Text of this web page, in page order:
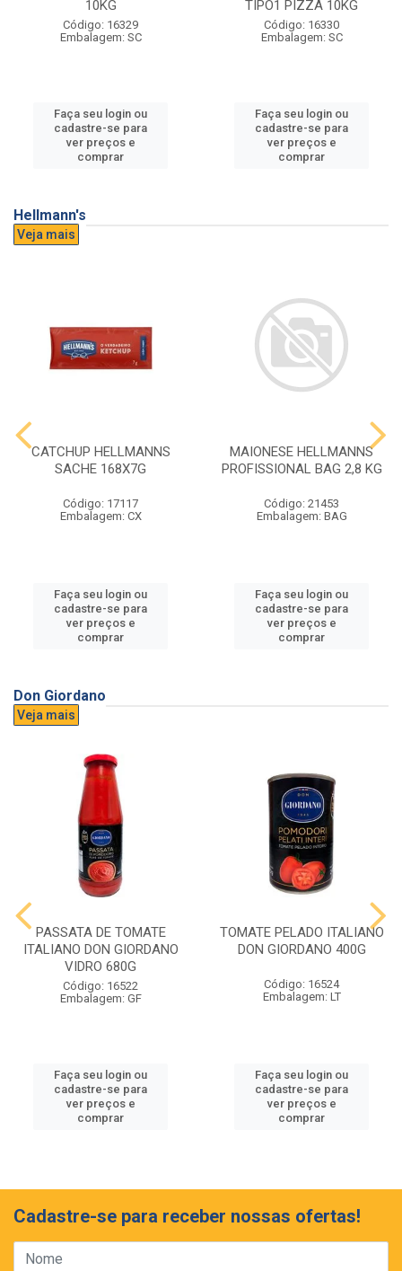
10KG
Código: 16329
Embalagem: SC
Faça seu login ou
cadastre-se para
ver preços e
comprar
TIPO1 PIZZA 10KG
Código: 16330
Embalagem: SC
Faça seu login ou
cadastre-se para
ver preços e
comprar
Hellmann's
Veja mais
CATCHUP HELLMANNS
SACHE 168X7G
Código: 17117
Embalagem: CX
Faça seu login ou
cadastre-se para
ver preços e
comprar
MAIONESE HELLMANNS
PROFISSIONAL BAG 2,8 KG
Código: 21453
Embalagem: BAG
Faça seu login ou
cadastre-se para
ver preços e
comprar
Don Giordano
Veja mais
PASSATA DE TOMATE
ITALIANO DON GIORDANO
VIDRO 680G
Código: 16522
Embalagem: GF
Faça seu login ou
cadastre-se para
ver preços e
comprar
TOMATE PELADO ITALIANO
DON GIORDANO 400G
Código: 16524
Embalagem: LT
Faça seu login ou
cadastre-se para
ver preços e
comprar
Cadastre-se para receber nossas ofertas!